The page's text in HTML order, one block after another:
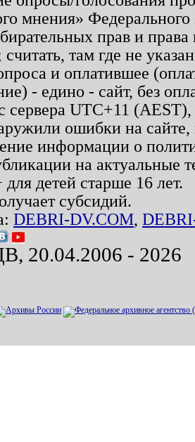
мнения»
прав и
там где не
и оплатившее
- едино - сайт, без
сервера UTC+11
ошибки на
информации о
на актуальные
детей старше 16 лет.
субсидий.
DEBRI-DV.COM,
20.04.2006 - 2026